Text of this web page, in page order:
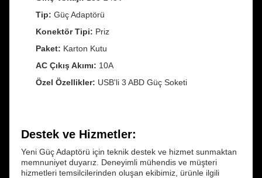
Tip: Güç Adaptörü
Konektör Tipi: Priz
Paket: Karton Kutu
AC Çıkış Akımı: 10A
Özel Özellikler: USB'li 3 ABD Güç Soketi
Destek ve Hizmetler:
Yeni Güç Adaptörü için teknik destek ve hizmet sunmaktan
memnuniyet duyarız. Deneyimli mühendis ve müşteri
hizmetleri temsilcilerinden oluşan ekibimiz, ürünle ilgili